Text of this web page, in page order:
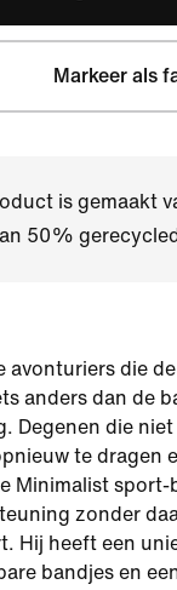
Markeer als
is gemaakt
50%
avonturiers die
anders dan de
Degenen die
te dragen
Minimalist
zonder
Hij heeft een
bandjes en